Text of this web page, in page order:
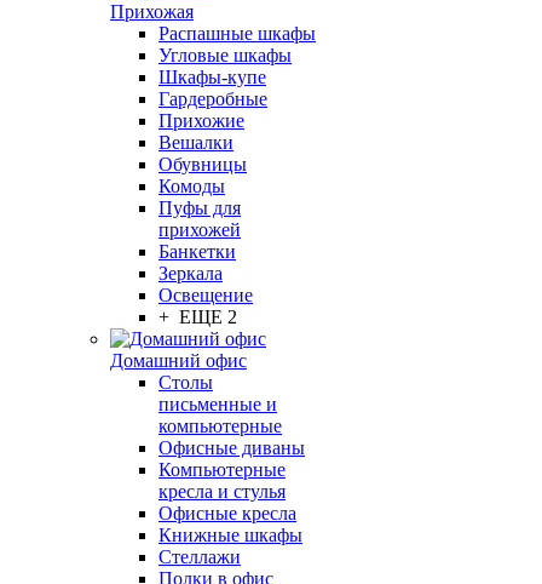
Прихожая
Распашные шкафы
Угловые шкафы
Шкафы-купе
Гардеробные
Прихожие
Вешалки
Обувницы
Комоды
Пуфы для
прихожей
Банкетки
Зеркала
Освещение
+ ЕЩЕ 2
Домашний офис
Столы
письменные и
компьютерные
Офисные диваны
Компьютерные
кресла и стулья
Офисные кресла
Книжные шкафы
Стеллажи
Полки в офис